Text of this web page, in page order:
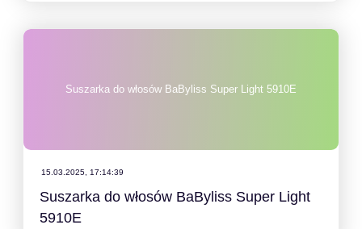
Suszarka do włosów BaByliss Super Light 5910E
15.03.2025, 17:14:39
Suszarka do włosów BaByliss Super Light
5910E